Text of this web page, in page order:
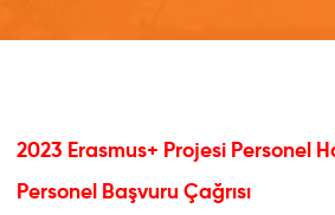
2023 Erasmus+ Projesi Personel
Personel Başvuru Çağrısı